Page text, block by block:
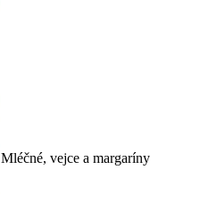
Mléčné, vejce a margaríny